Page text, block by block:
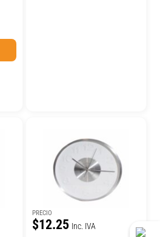
PRECIO
$12.25 Inc. IVA